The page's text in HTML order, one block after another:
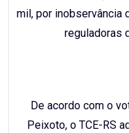
mil, por inobservância
reguladoras
De acordo com o
Peixoto, o TCE-RS